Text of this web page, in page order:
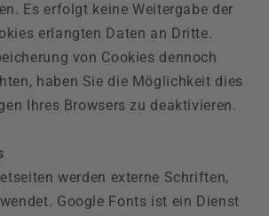
Es erfolgt keine Weitergabe der
erlangten Daten an Dritte.
von Cookies dennoch
haben Sie die Möglichkeit dies
Ihres Browsers zu deaktivieren.
werden externe Schriften,
Google Fonts ist ein Dienst